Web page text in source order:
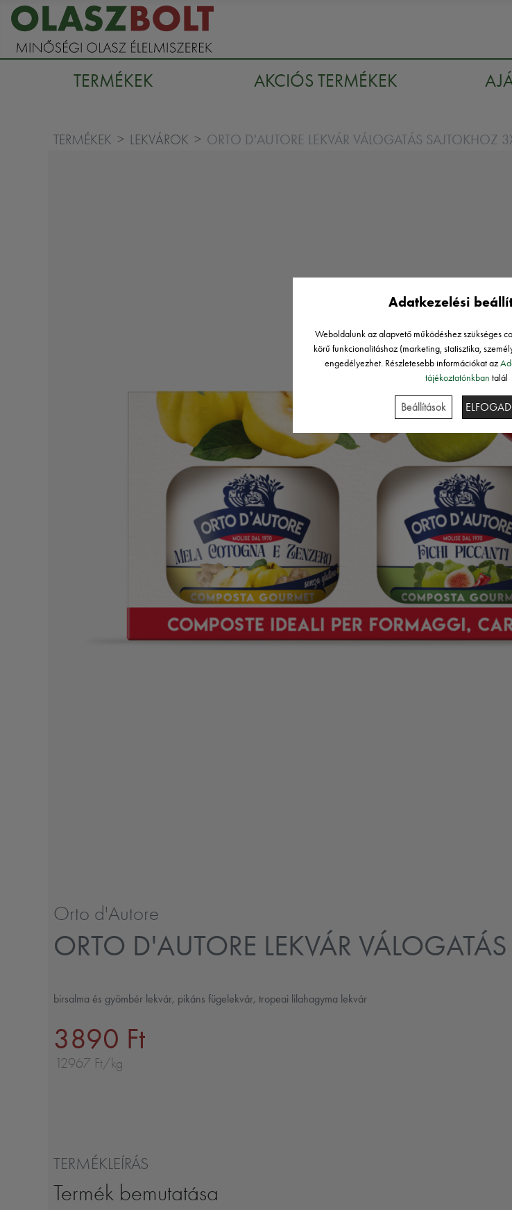
TERMÉKEK AKCIÓS TERMÉKEK
TERMÉKEK LEKVÁROK ORTO D'AUTORE LEKVÁR VÁLOGATÁS SAJTOKHOZ
Orto d'Autore
ORTO D'AUTORE LEKVÁR
birsalma és gyömbér lekvár, pikáns fügelekvár, tropeai lilahagyma lekvár
3890 Ft
12967 Ft/kg
TERMÉKLEÍRÁS
Termék bemutatása
Adatkezelési
Weboldalunk az alapvető működéshez szükséges
körű funkcionalitáshoz (marketing, statisztika,
engedélyezhet. Részletesebb információkat az
tájékoztatónkban talál
Beállítások